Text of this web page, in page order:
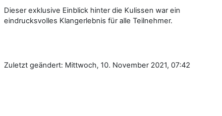
Dieser exklusive Einblick hinter die Kulissen war ein
eindrucksvolles Klangerlebnis für alle Teilnehmer.
Zuletzt geändert: Mittwoch, 10. November 2021, 07:42